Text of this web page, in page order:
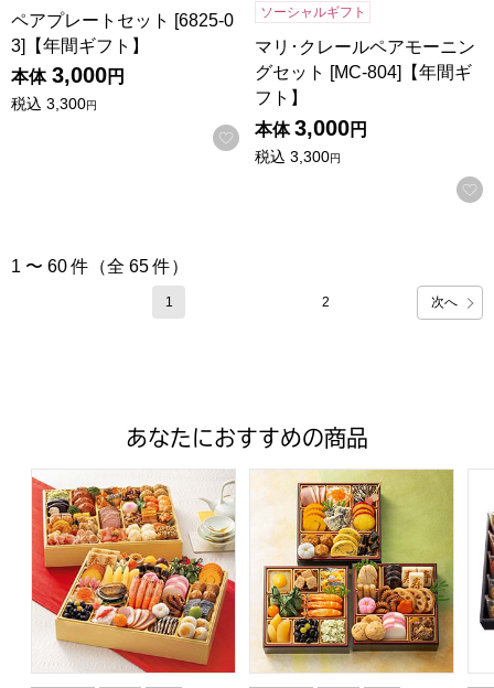
ペアプレートセット [6825-0
3]【年間ギフト】
本体 3,000円
税込 3,300円
お気に入りに登録する
ソーシャルギフト
マリ･クレールペアモーニン
グセット [MC-804]【年間ギ
フト】
本体 3,000円
税込 3,300円
1 〜 60 件（全 65 件）
1 2 次へ
あなたにおすすめの商品
トップバリュ 和洋中特大二段重「饗宴」(きょうえん)【4
トップバリュ 和風三段重「